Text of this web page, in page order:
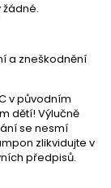
a zneškodnění
v původním
dětí! Výlučně
se nesmí
zlikvidujte v
předpisů.